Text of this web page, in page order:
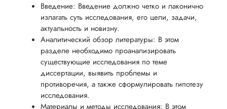
Введение: Введение должно четко и лаконично
излагать суть исследования, его цели, задачи,
актуальность и новизну.
Аналитический обзор литературы: В этом
разделе необходимо проанализировать
существующие исследования по теме
диссертации, выявить проблемы и
противоречия, а также сформулировать гипотезу
исследования.
Материалы и методы исследования: В этом